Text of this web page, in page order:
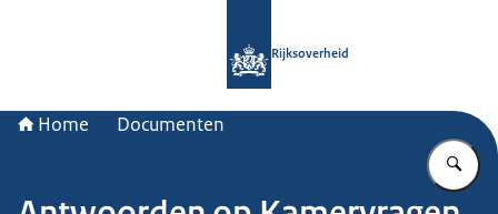
Rijksoverheid
Home Documenten